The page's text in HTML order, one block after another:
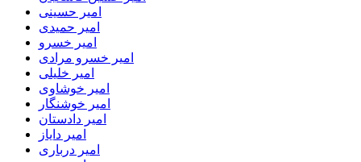
امیر حسینی
امیر حمیدی
امیر خسرو
امیر خسرو مرادی
امیر خلیلی
امیر خوشاوی
امیر خوشنگار
امیر دادستان
امیر دایاز
امیر درباری